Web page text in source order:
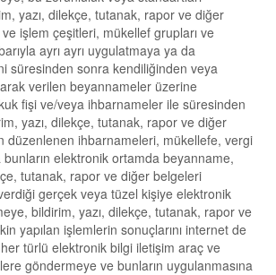
yazı, dilekçe, tutanak, rapor ve diğer
işlem çeşitleri, mükellef grupları ve
ayrı ayrı uygulatmaya ya da
süresinden sonra kendiliğinden veya
verilen beyannameler üzerine
fişi ve/veya ihbarnameler ile süresinden
yazı, dilekçe, tutanak, rapor ve diğer
düzenlenen ihbarnameleri, mükellefe, vergi
elektronik ortamda beyanname,
tutanak, rapor ve diğer belgeleri
gerçek veya tüzel kişiye elektronik
bildirim, yazı, dilekçe, tutanak, rapor ve
yapılan işlemlerin sonuçlarını internet de
türlü elektronik bilgi iletişim araç ve
göndermeye ve bunların uygulanmasına